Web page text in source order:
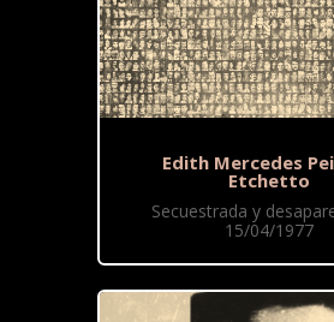
Edith Mercedes
Etchetto
Secuestrada y
15/04/1977